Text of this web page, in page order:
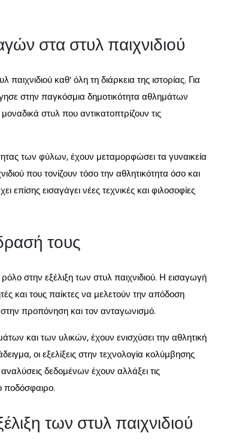
στα στυλ παιχνιδιού
καθ’ όλη τη διάρκεια της ιστορίας. Για
στην παγκόσμια δημοτικότητα αθλημάτων
στυλ που αντικατοπτρίζουν τις
των φύλων, έχουν μεταμορφώσει τα γυναικεία
που τονίζουν τόσο την αθλητικότητα όσο και
εισαγάγει νέες τεχνικές και φιλοσοφίες
τους
ρόλο στην εξέλιξη των στυλ παιχνιδιού. Η εισαγωγή
και τους παίκτες να μελετούν την απόδοση
προπόνηση και τον ανταγωνισμό.
και των υλικών, έχουν ενισχύσει την αθλητική
οι εξελίξεις στην τεχνολογία κολύμβησης
δεδομένων έχουν αλλάξει τις
ποδόσφαιρο.
των στυλ παιχνιδιού